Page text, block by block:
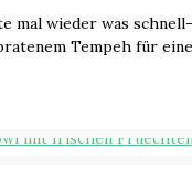
mal wieder was
Tempeh für